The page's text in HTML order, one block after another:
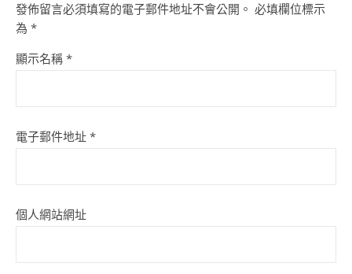
發佈留言必須填寫的電子郵件地址不會公開。 必填欄位標示
為 *
顯示名稱 *
電子郵件地址 *
個人網站網址